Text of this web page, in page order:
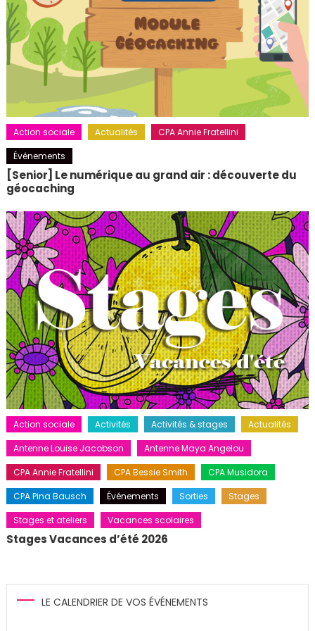
Action sociale Actualités
CPA Annie Fratellini
Événements
[Senior] Le numérique au grand air : découverte du
géocaching
Action sociale Activités Activités & stages
Actualités
Antenne Louise Jacobson
Antenne Maya Angelou
CPA Annie Fratellini
CPA Bessie Smith
CPA Musidora
CPA Pina Bausch
Événements Sorties
Stages
Stages et ateliers
Vacances scolaires
Stages Vacances d’été 2026
LE CALENDRIER DE VOS ÉVÉNEMENTS